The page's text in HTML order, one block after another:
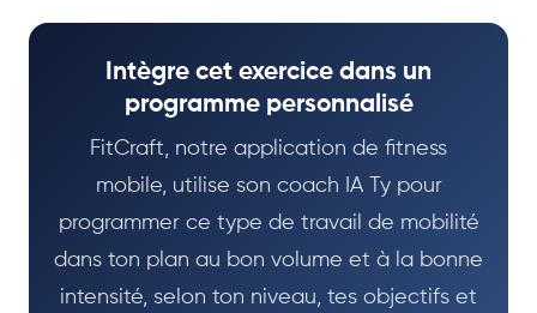
Intègre cet exercice dans un
programme personnalisé
FitCraft, notre application de fitness
mobile, utilise son coach IA Ty pour
programmer ce type de travail de mobilité
dans ton plan au bon volume et à la bonne
intensité, selon ton niveau, tes objectifs et